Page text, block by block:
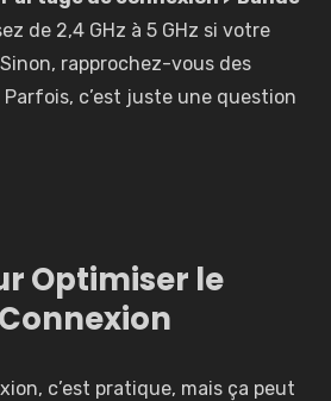
de 2,4 GHz à 5 GHz si votre
rapprochez-vous des
c’est juste une question
Optimiser le
c’est pratique, mais ça peut